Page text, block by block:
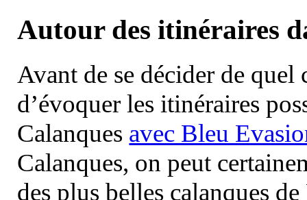
Autour des itinéraires
Avant de se décider de
d’évoquer les itinéraires
Calanques avec Bleu
Calanques, on peut
des plus belles calanques